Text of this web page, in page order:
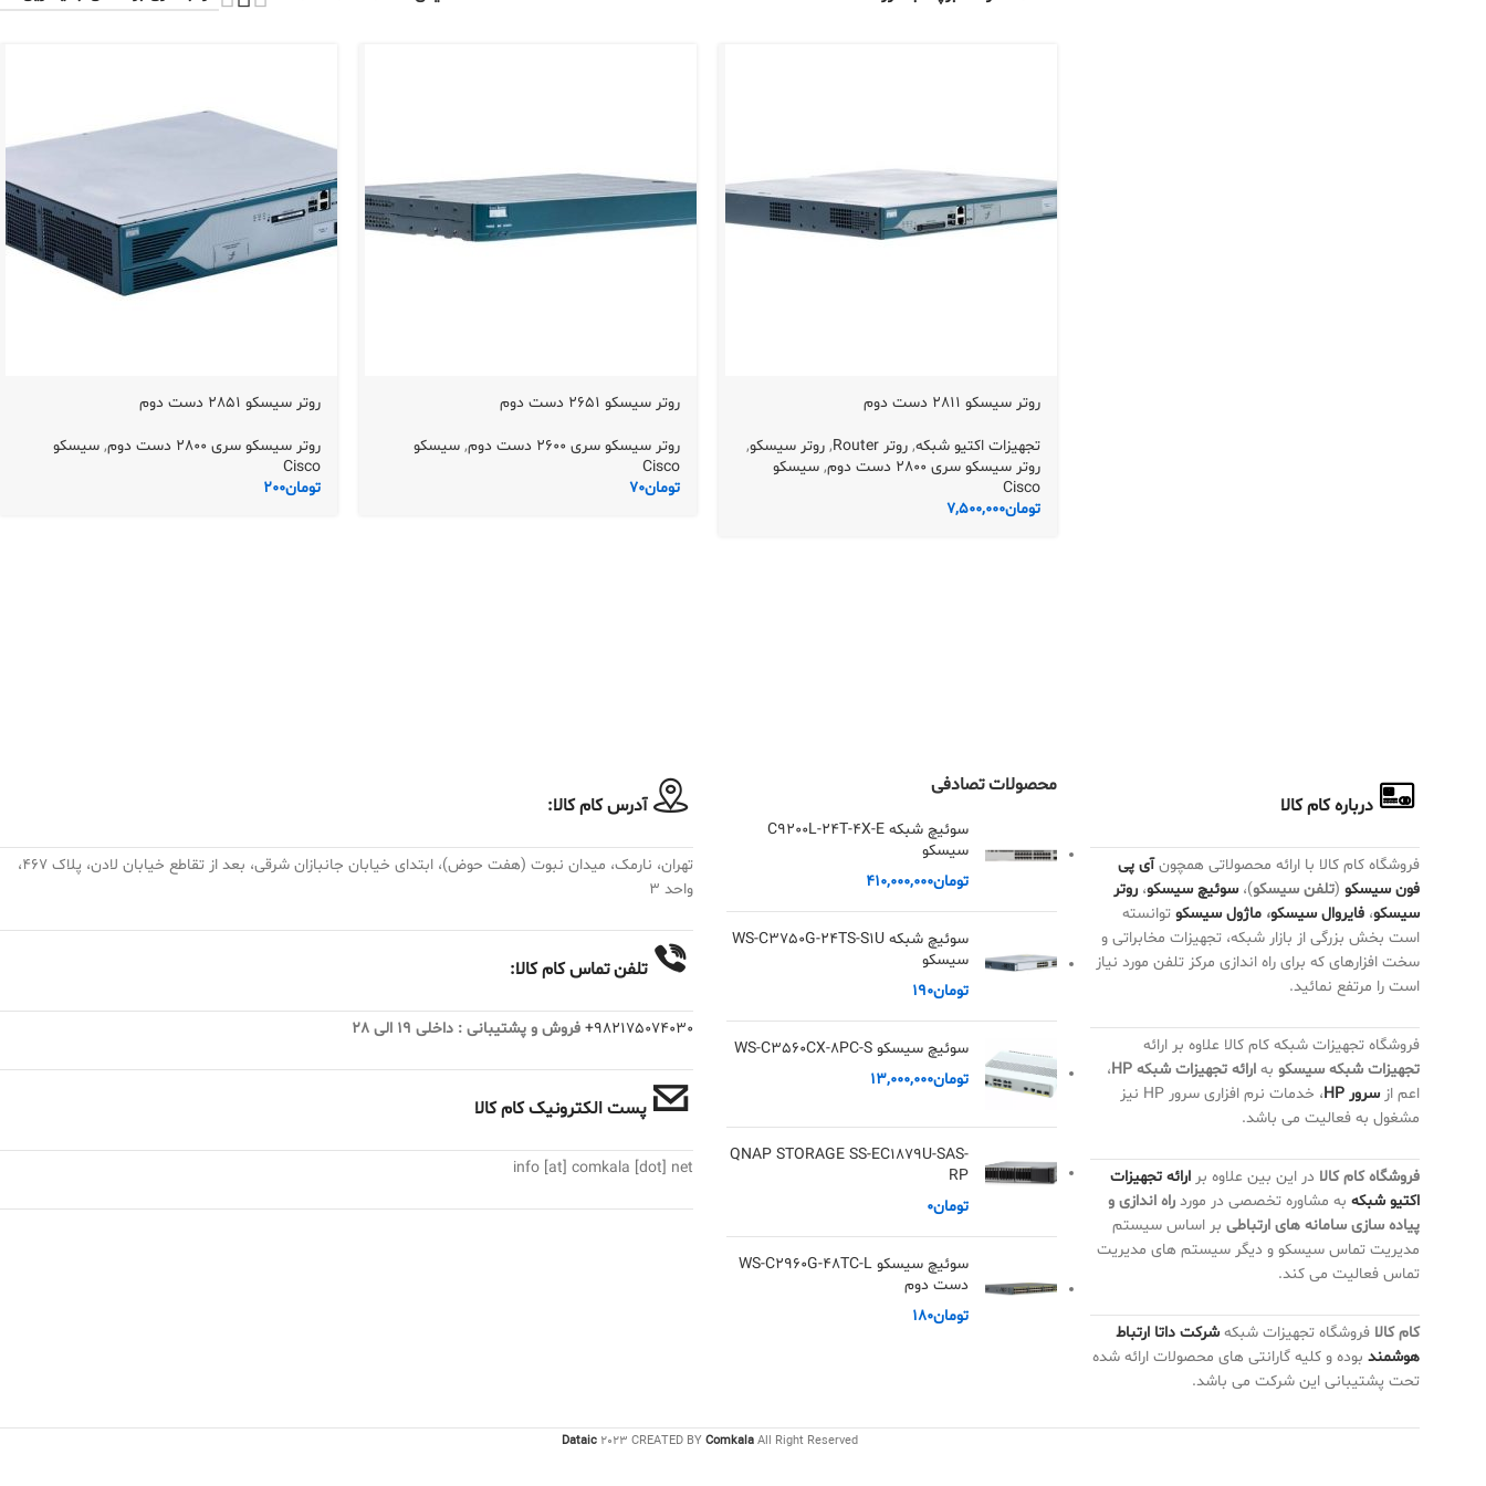
روتر سیسکو 2811 دست دوم
تجهیزات اکتیو شبکه, روتر Router , روتر سیسکو,
روتر سیسکو سری 2800 دست دوم
, سیسکو
Cisco
تومان7,500,000
روتر سیسکو 2651 دست دوم
روتر سیسکو سری 2600 دست دوم , سیسکو
Cisco
تومان70
روتر سیسکو 2851 دست دوم
روتر سیسکو سری 2800 دست دوم , سیسکو
Cisco
تومان200
درباره کام کالا
فروشگاه کام کالا با ارائه محصولاتی همچونآی پی
فون سیسکو (تلفن سیسکو)، سوئیچ سیسکو، روتر
سیسکو، فایروال سیسکو، ماژول سیسکو توانسته
است بخش بزرگی از بازار شبکه، تجهیزات مخابراتی و
سخت افزارهای که برای راه اندازی مرکز تلفن مورد نیاز
است را مرتفع نمائید.
فروشگاه تجهیزات شبکه کام کالا علاوه بر ارائه
تجهیزات شبکه سیسکو به ارائه تجهیزات شبکه HP
،
اعم از سرور HP
، خدمات نرم افزاری سرور HP نیز
مشغول به فعالیت می باشد.
فروشگاه کام کالا در این بین علاوه بر ارائه تجهیزات
اکتیو شبکه به مشاوره تخصصی در مورد راه اندازی و
پیاده سازی سامانه های ارتباطی بر اساس سیستم
مدیریت تماس سیسکو و دیگر سیستم های مدیریت
تماس فعالیت می کند.
کام کالا فروشگاه تجهیزات شبکه شرکت داتا ارتباط
هوشمند بوده و کلیه گارانتی های محصولات ارائه شده
تحت پشتیبانی این شرکت می باشد.
محصولات تصادفی
سوئیچ شبکه C9200L-24T-4X-E
سیسکو
تومان410,000,000
سوئیچ شبکه WS-C3750G-24TS-S1U
سیسکو
تومان190
سوئیچ سیسکو WS-C3560CX-8PC-S
تومان13,000,000
QNAP STORAGE SS-EC1879U-SAS-
RP
تومان0
سوئیچ سیسکو WS-C2960G-48TC-L
دست دوم
تومان180
آدرس کام کالا:
تهران، نارمک، میدان نبوت (هفت حوض)، ابتدای خیابان جانبازان شرقی، بعد از تقاطع خیابان لادن، پلاک ۴۶۷،
واحد ۳
تلفن تماس کام کالا:
982175074030+ فروش و پشتیبانی : داخلی 19 الی 28
پست الکترونیک کام کالا
info [at] comkala [dot] net
Dataic 2023 CREATED BY Comkala All Right Reserved